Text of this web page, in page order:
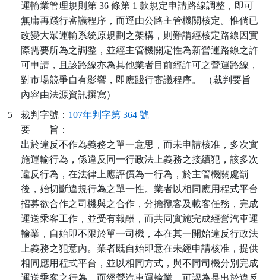
運輸業管理規則第 36 條第 1 款規定申請路線調整，即可
無庸再踐行審議程序，而逕由公路主管機關核定。惟倘已
改變大眾運輸系統原規劃之架構，則難謂經核定路線因實
際需要所為之調整，並經主管機關定性為新營運路線之許
可申請，且該路線亦為其他業者目前經許可之營運路線，
對市場競爭自有影響，即應踐行審議程序。 （裁判要旨
內容由法源資訊撰寫）
5
裁判字號： 107年判字第 364 號
要
旨：
出於違反不作為義務之單一意思，而未申請核准，多次實
施運輸行為，係違反同一行政法上義務之接續犯，該多次
違反行為，在法律上應評價為一行為，於主管機關處罰
後，始切斷違規行為之單一性。業者以相同應用程式平台
招募欲合作之司機與之合作，分擔攬客及載客任務，完成
運送乘客工作，並受有報酬，而共同實施完成經營汽車運
輸業，自始即不限於單一司機，本在其一開始違反行政法
上義務之犯意內。業者既自始即意在未經申請核准，提供
相同應用程式平台，並以相同方式，與不同司機分別完成